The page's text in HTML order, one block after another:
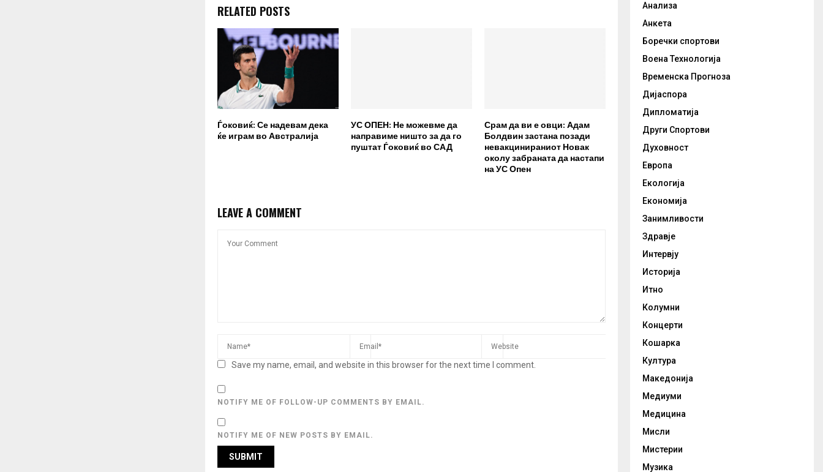
RELATED POSTS
Ѓоковиќ: Се надевам дека
ќе играм во Австралија
УС ОПЕН: Не можевме да
направиме ништо за да го
пуштат Ѓоковиќ во САД
Срам да ви е овци: Адам
Болдвин застана позади
невакцинираниот Новак
околу забраната да настапи
на УС Опен
LEAVE A COMMENT
Save my name, email, and website in this browser for the next time I comment.
NOTIFY ME OF FOLLOW-UP COMMENTS BY EMAIL.
NOTIFY ME OF NEW POSTS BY EMAIL.
Анализа
Анкета
Боречки спортови
Воена Технологија
Временска Прогноза
Дијаспора
Дипломатија
Други Спортови
Духовност
Европа
Екологија
Економија
Занимливости
Здравје
Интервју
Историја
Итно
Колумни
Концерти
Кошарка
Култура
Македонија
Медиуми
Медицина
Мисли
Мистерии
Музика